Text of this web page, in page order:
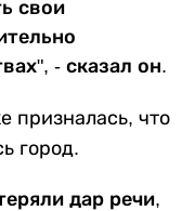
свои
- сказал он.
призналась, что
город.
дар речи,